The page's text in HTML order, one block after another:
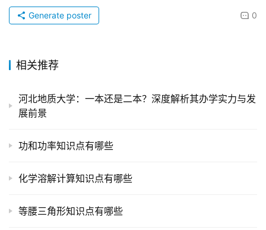
0
Generate poster
相关推荐
河北地质大学：一本还是二本？深度解析其办学实力与发
展前景
功和功率知识点有哪些
化学溶解计算知识点有哪些
等腰三角形知识点有哪些